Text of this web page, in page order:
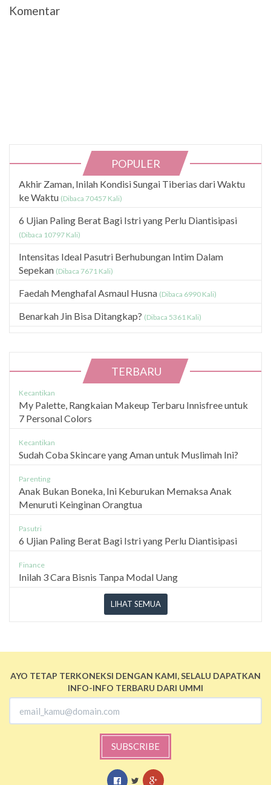
Komentar
POPULER
Akhir Zaman, Inilah Kondisi Sungai Tiberias dari Waktu
ke Waktu (Dibaca 70457 Kali)
6 Ujian Paling Berat Bagi Istri yang Perlu Diantisipasi
(Dibaca 10797 Kali)
Intensitas Ideal Pasutri Berhubungan Intim Dalam
Sepekan (Dibaca 7671 Kali)
Faedah Menghafal Asmaul Husna (Dibaca 6990 Kali)
Benarkah Jin Bisa Ditangkap? (Dibaca 5361 Kali)
TERBARU
Kecantikan
My Palette, Rangkaian Makeup Terbaru Innisfree untuk
7 Personal Colors
Kecantikan
Sudah Coba Skincare yang Aman untuk Muslimah Ini?
Parenting
Anak Bukan Boneka, Ini Keburukan Memaksa Anak
Menuruti Keinginan Orangtua
Pasutri
6 Ujian Paling Berat Bagi Istri yang Perlu Diantisipasi
Finance
Inilah 3 Cara Bisnis Tanpa Modal Uang
LIHAT SEMUA
AYO TETAP TERKONEKSI DENGAN KAMI, SELALU DAPATKAN
INFO-INFO TERBARU DARI UMMI
SUBSCRIBE